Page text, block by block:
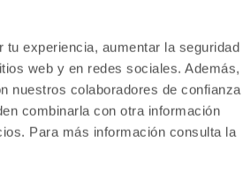
experiencia, aumentar la seguridad
web y en redes sociales. Además,
nuestros colaboradores de
combinarla con otra información
Para más información consulta la